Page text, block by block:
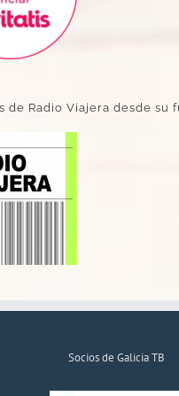
de Radio Viajera desde su
Socios de Galicia TB